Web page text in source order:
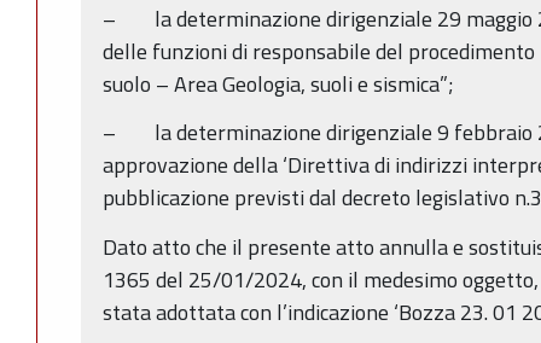
– la determinazione dirigenziale 29 maggio
delle funzioni di responsabile del
suolo – Area Geologia, suoli e sismica”;
– la determinazione dirigenziale 9 febbraio
approvazione della ‘Direttiva di indirizzi
pubblicazione previsti dal decreto legislativo
Dato atto che il presente atto annulla e
1365 del 25/01/2024, con il medesimo
stata adottata con l’indicazione ‘Bozza 23. 01